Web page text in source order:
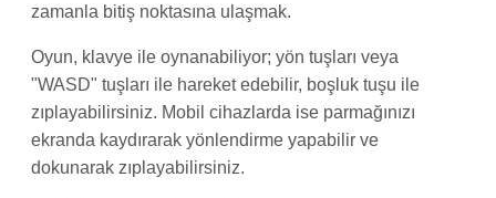
zamanla bitiş noktasına ulaşmak.
Oyun, klavye ile oynanabiliyor; yön tuşları veya
"WASD" tuşları ile hareket edebilir, boşluk tuşu ile
zıplayabilirsiniz. Mobil cihazlarda ise parmağınızı
ekranda kaydırarak yönlendirme yapabilir ve
dokunarak zıplayabilirsiniz.